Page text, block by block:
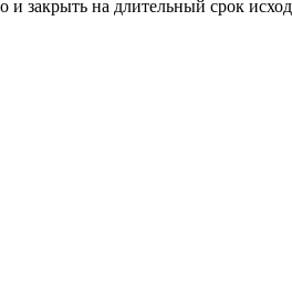
закрыть на длительный срок